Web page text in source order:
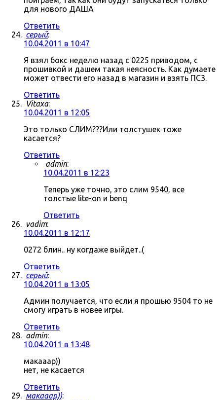
для нового ДАША
Ответить
серый:
10.04.2011 в 10:47
Я взял бокс неделю назад с 0225 приводом, с
прошивкой и дашем такая неясность. Как думаете
может отвести его назад в магазин и взять ПС3.
Ответить
Vitaxa:
10.04.2011 в 12:05
Это только СЛИМ???Или толстушек тоже
касается?
Ответить
admin:
10.04.2011 в 12:23
Теперь уже точно, это слим 9540, все
толстые lite-on и benq
Ответить
vadim:
10.04.2011 в 12:17
0272 блин.. ну когдаже выйдет..(
Ответить
серый:
10.04.2011 в 13:05
Админ получается, что если я прошью 9504 то не
смогу играть в новее игры.
Ответить
admin:
10.04.2011 в 13:48
макааар))
нет, не касается
Ответить
макааар)):